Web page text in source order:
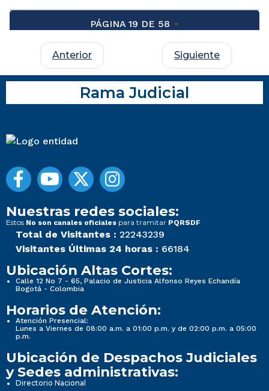
PÁGINA 19 DE 58
Anterior Siguiente
Rama Judicial
Nuestras redes sociales:
Estos No son canales oficiales para tramitar PQRSDF
Total de Visitantes : 22243239
Visitantes Últimas 24 horas : 66184
Ubicación Altas Cortes:
Calle 12 No 7 - 65, Palacio de Justicia Alfonso Reyes Echandía
Bogotá - Colombia
Horarios de Atención:
Atención Presencial:
Lunes a Viernes de 08:00 a.m. a 01:00 p.m. y de 02:00 p.m. a 05:00
p.m.
Ubicación de Despachos Judiciales
y Sedes administrativas:
Directorio Nacional